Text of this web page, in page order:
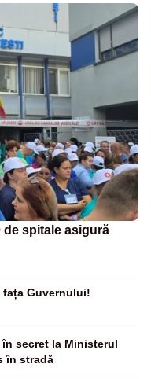
de spitale asigură
fața Guvernului!
în secret la Ministerul
în stradă